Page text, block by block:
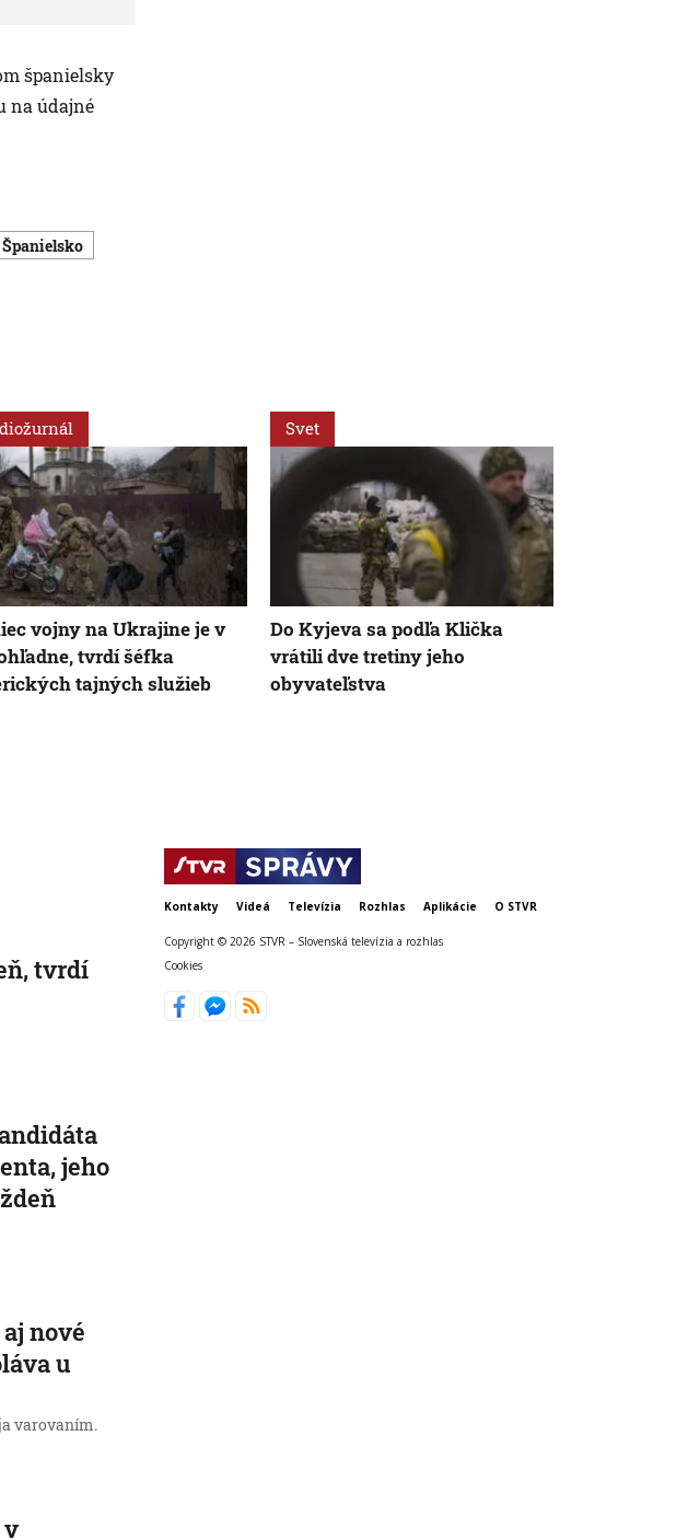
španielsky
na údajné
Španielsko
vojny na Ukrajine je v
tvrdí šéfka
tajných služieb
Svet
Do Kyjeva sa podľa Klička
vrátili dve tretiny jeho
obyvateľstva
tvrdí
jeho
nové
u
varovaním.
v
Kontakty Videá Televízia Rozhlas Aplikácie O STVR
Copyright © 2026 STVR – Slovenská televízia a rozhlas
Cookies